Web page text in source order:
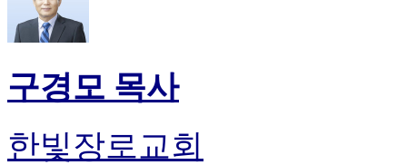
구경모 목사
한빛장로교회